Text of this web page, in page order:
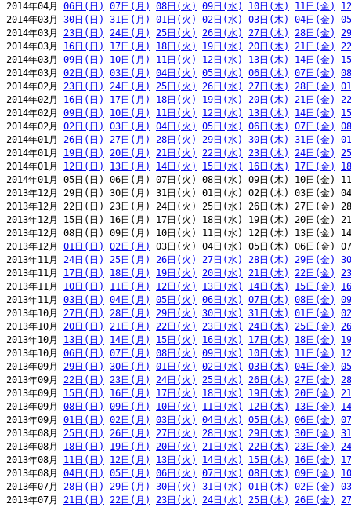
2014年04月 06日(日) 07日(月) 08日(火) 09日(水) 10日(木) 11日(金)
2014年03月 30日(日) 31日(月) 01日(火) 02日(水) 03日(木) 04日(金)
2014年03月 23日(日) 24日(月) 25日(火) 26日(水) 27日(木) 28日(金)
2014年03月 16日(日) 17日(月) 18日(火) 19日(水) 20日(木) 21日(金)
2014年03月 09日(日) 10日(月) 11日(火) 12日(水) 13日(木) 14日(金)
2014年03月 02日(日) 03日(月) 04日(火) 05日(水) 06日(木) 07日(金)
2014年02月 23日(日) 24日(月) 25日(火) 26日(水) 27日(木) 28日(金)
2014年02月 16日(日) 17日(月) 18日(火) 19日(水) 20日(木) 21日(金)
2014年02月 09日(日) 10日(月) 11日(火) 12日(水) 13日(木) 14日(金)
2014年02月 02日(日) 03日(月) 04日(火) 05日(水) 06日(木) 07日(金)
2014年01月 26日(日) 27日(月) 28日(火) 29日(水) 30日(木) 31日(金)
2014年01月 19日(日) 20日(月) 21日(火) 22日(水) 23日(木) 24日(金)
2014年01月 12日(日) 13日(月) 14日(火) 15日(水) 16日(木) 17日(金)
2014年01月 05日(日) 06日(月) 07日(火) 08日(水) 09日(木) 10日(金)
2013年12月 29日(日) 30日(月) 31日(火) 01日(水) 02日(木) 03日(金)
2013年12月 22日(日) 23日(月) 24日(火) 25日(水) 26日(木) 27日(金)
2013年12月 15日(日) 16日(月) 17日(火) 18日(水) 19日(木) 20日(金)
2013年12月 08日(日) 09日(月) 10日(火) 11日(水) 12日(木) 13日(金)
2013年12月 01日(日) 02日(月)
03日(火) 04日(水) 05日(木) 06日(金)
2013年11月 24日(日) 25日(月) 26日(火) 27日(水) 28日(木) 29日(金)
2013年11月 17日(日) 18日(月) 19日(火) 20日(水) 21日(木) 22日(金)
2013年11月 10日(日) 11日(月) 12日(火) 13日(水) 14日(木) 15日(金)
2013年11月 03日(日) 04日(月) 05日(火) 06日(水) 07日(木) 08日(金)
2013年10月 27日(日) 28日(月) 29日(火) 30日(水) 31日(木) 01日(金)
2013年10月 20日(日) 21日(月) 22日(火) 23日(水) 24日(木) 25日(金)
2013年10月 13日(日) 14日(月) 15日(火) 16日(水) 17日(木) 18日(金)
2013年10月 06日(日) 07日(月) 08日(火) 09日(水) 10日(木) 11日(金)
2013年09月 29日(日) 30日(月) 01日(火) 02日(水) 03日(木) 04日(金)
2013年09月 22日(日) 23日(月) 24日(火) 25日(水) 26日(木) 27日(金)
2013年09月 15日(日) 16日(月) 17日(火) 18日(水) 19日(木) 20日(金)
2013年09月 08日(日) 09日(月) 10日(火) 11日(水) 12日(木) 13日(金)
2013年09月 01日(日) 02日(月) 03日(火) 04日(水) 05日(木) 06日(金)
2013年08月 25日(日) 26日(月) 27日(火) 28日(水) 29日(木) 30日(金)
2013年08月 18日(日) 19日(月) 20日(火) 21日(水) 22日(木) 23日(金)
2013年08月 11日(日) 12日(月) 13日(火) 14日(水) 15日(木) 16日(金)
2013年08月 04日(日) 05日(月) 06日(火) 07日(水) 08日(木) 09日(金)
2013年07月 28日(日) 29日(月) 30日(火) 31日(水) 01日(木) 02日(金)
2013年07月 21日(日) 22日(月) 23日(火) 24日(水) 25日(木) 26日(金)